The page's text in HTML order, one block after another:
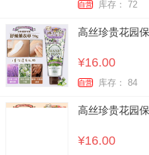
自营 库存： 72
高丝珍贵花园
¥16.00
自营 库存： 84
高丝珍贵花园
¥16.00